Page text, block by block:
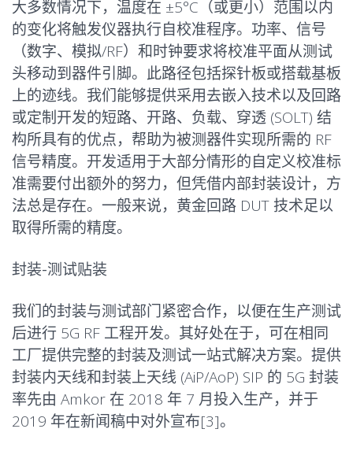
大多数情况下，温度在 ±5°C（或更小）范围以内
的变化将触发仪器执行自校准程序。功率、信号
（数字、模拟/RF）和时钟要求将校准平面从测试
头移动到器件引脚。此路径包括探针板或搭载基板
上的迹线。我们能够提供采用去嵌入技术以及回路
或定制开发的短路、开路、负载、穿透 (SOLT) 结
构所具有的优点，帮助为被测器件实现所需的 RF
信号精度。开发适用于大部分情形的自定义校准标
准需要付出额外的努力，但凭借内部封装设计，方
法总是存在。一般来说，黄金回路 DUT 技术足以
取得所需的精度。
封装-测试贴装
我们的封装与测试部门紧密合作，以便在生产测试
后进行 5G RF 工程开发。其好处在于，可在相同
工厂提供完整的封装及测试一站式解决方案。提供
封装内天线和封装上天线 (AiP/AoP) SIP 的 5G 封装
率先由 Amkor 在 2018 年 7 月投入生产，并于
2019 年在新闻稿中对外宣布[3]。